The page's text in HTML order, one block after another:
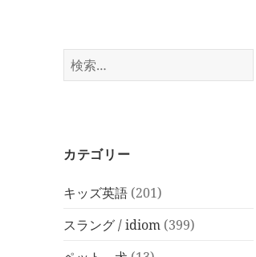
検
索:
カテゴリー
キッズ英語 (201)
スラング / idiom (399)